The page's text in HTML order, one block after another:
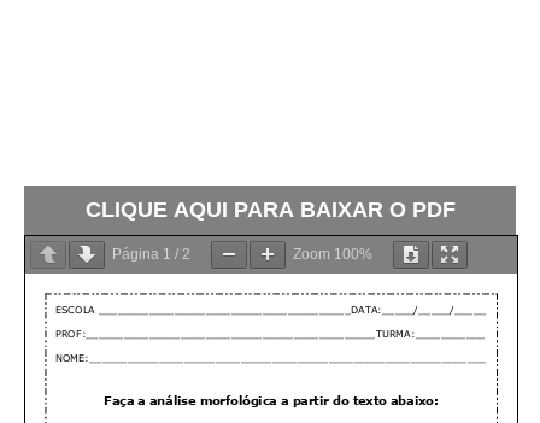
CLIQUE AQUI PARA BAIXAR O PDF
Página 1 / 2 Zoom 100%